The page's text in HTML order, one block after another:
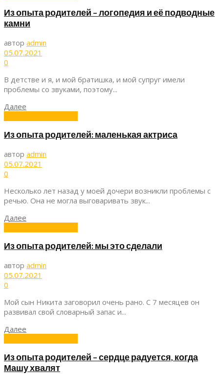
Из опыта родителей – логопедия и её подводные
камни
автор admin
05.07.2021
0
В детстве и я, и мой братишка, и мой супруг имели
проблемы со звуками, поэтому...
Далее
Из опыта родителей: маленькая актриса
автор admin
05.07.2021
0
Несколько лет назад у моей дочери возникли проблемы с
речью. Она не могла выговаривать звук...
Далее
Из опыта родителей: мы это сделали
автор admin
05.07.2021
0
Мой сын Никита заговорил очень рано. С 7 месяцев он
развивал свой словарный запас и...
Далее
Из опыта родителей – сердце радуется, когда
Машу хвалят